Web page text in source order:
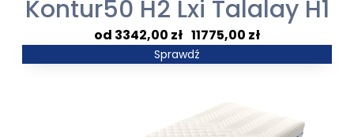
2315,00 zł
do
9080,00 zł
Kontur50 H2 Lxi Talalay H1
3342,00 zł 11775,00 zł
Zakres
11775,00 zł
Sprawdź